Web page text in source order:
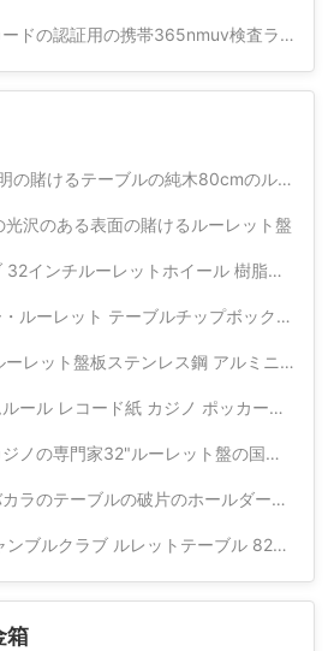
ドの認証用の携帯365nmuv検査ランプ
けるテーブルの純木80cmのルーレット盤板
沢のある表面の賭けるルーレット盤
ルーレットホイール 樹脂ボール付き固木回転台
ブルチップボックス アクリル透明型 密着型密着型チップキャリア
レット盤板ステンレス鋼 アルミニウム
ード紙 カジノ ポッカーテーブルゲーム 報酬ルール
専門家32"ルーレット盤の国内標準の木の車輪
破片のホールダー40Mmの直径の円形の破片は16PCSを表示する
ルレットテーブル 82cm 直径の車輪 輸入された固木車輪
箱